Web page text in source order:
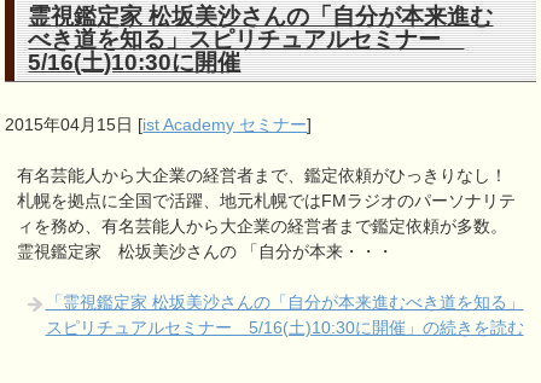
霊視鑑定家 松坂美沙さんの「自分が本来進む
べき道を知る」スピリチュアルセミナー
5/16(土)10:30に開催
2015年04月15日 [ist Academy セミナー]
有名芸能人から大企業の経営者まで、鑑定依頼がひっきりなし！
札幌を拠点に全国で活躍、地元札幌ではFMラジオのパーソナリテ
ィを務め、有名芸能人から大企業の経営者まで鑑定依頼が多数。
霊視鑑定家 松坂美沙さんの 「自分が本来・・・
「霊視鑑定家 松坂美沙さんの「自分が本来進むべき道を知る」
スピリチュアルセミナー 5/16(土)10:30に開催」の続きを読む